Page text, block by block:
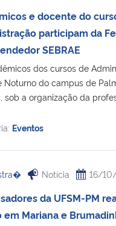
e docente do
participam da
SEBRAE
dos cursos de
Noturno do campus de
sob a organização da
Eventos
Notícia 16/
da UFSM-PM
em Mariana e